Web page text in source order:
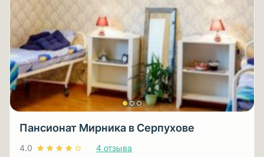
Пансионат Мирника в Серпухове
4.0 4 отзыва